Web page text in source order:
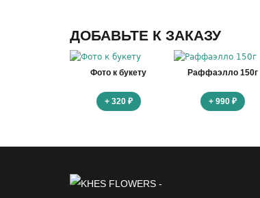
ДОБАВЬТЕ К ЗАКАЗУ
Фото к букету
+ 320 ₽
Раффаэлло 150г
+ 990 ₽